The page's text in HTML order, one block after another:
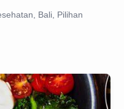
Bali, Pilihan